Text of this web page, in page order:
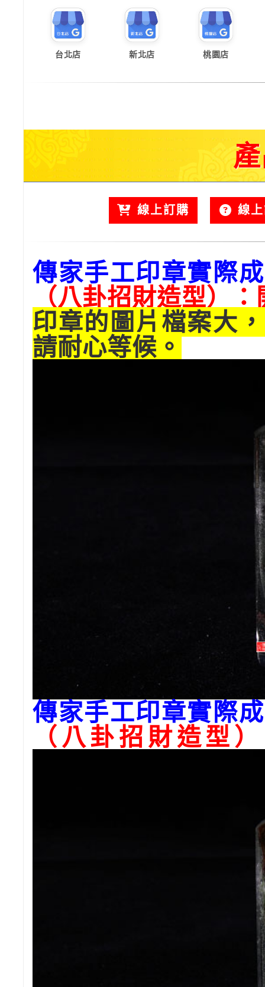
台北店 新北店 桃園店
線上訂購 線
傳家手工印章實際
（八卦招財造型）
印章的圖片檔案大
請耐心等候。
傳家手工印章實際
（八卦招財造型